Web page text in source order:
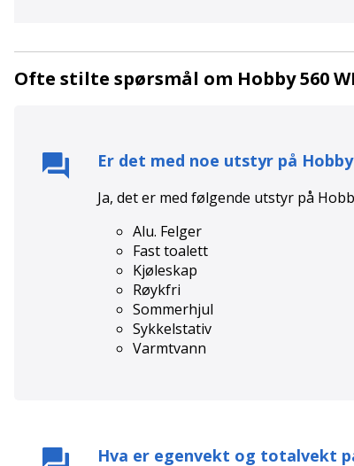
Ofte stilte spørsmål om Hobby 560
Er det med noe utstyr på
Ja, det er med følgende utstyr på
Alu. Felger
Fast toalett
Kjøleskap
Røykfri
Sommerhjul
Sykkelstativ
Varmtvann
Hva er egenvekt og totalvekt